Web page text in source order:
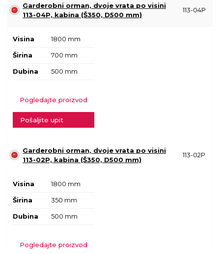
Garderobni orman, dvoje vrata po visini
113-04P, kabina (Š350, D500 mm)
113-04P
Visina 1800 mm
Širina 700 mm
Dubina 500 mm
Pogledajte proizvod
Pošaljite upit
Garderobni orman, dvoje vrata po visini
113-02P, kabina (Š350, D500 mm)
113-02P
Visina 1800 mm
Širina 350 mm
Dubina 500 mm
Pogledajte proizvod